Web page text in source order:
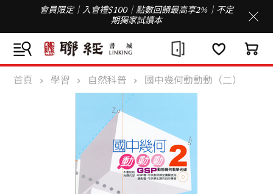
會員限定｜入會禮$100｜點數回饋最高享2%｜不定
期獨家試讀本
首頁 學習 自然科普 國中幾何動動動（二）